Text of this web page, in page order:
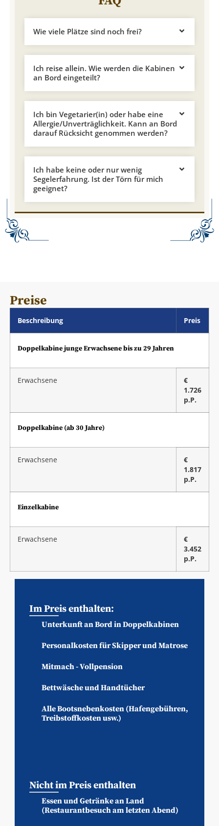
Wie viele Plätze sind noch frei?
Ich reise allein. Wie werden die Kabinen
an Bord eingeteilt?
Ich bin Vegetarier(in) oder habe eine
Allergie/Unverträglichkeit. Kann an Bord
darauf Rücksicht genommen werden?
Ich habe keine oder nur wenig
Segelerfahrung. Ist der Törn für mich
geeignet?
Preise
Beschreibung Preis
Doppelkabine junge Erwachsene bis zu 29 Jahren
Erwachsene
€
1.726
p.P.
Doppelkabine (ab 30 Jahre)
Erwachsene
€
1.817
p.P.
Einzelkabine
Erwachsene
€
3.452
p.P.
Im Preis enthalten:
Unterkunft an Bord in Doppelkabinen
Personalkosten für Skipper und Matrose
Mitmach - Vollpension
Bettwäsche und Handtücher
Alle Bootsnebenkosten (Hafengebühren,
Treibstoffkosten usw.)
Nicht im Preis enthalten
Essen und Getränke an Land
(Restaurantbesuch am letzten Abend)